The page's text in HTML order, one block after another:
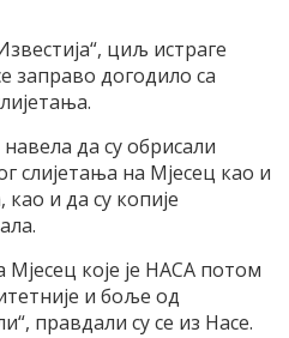
циљ истраге
заправо догодило са
да су обрисали
слијетања на Мјесец као и
као и да су копије
Мјесец које је НАСА потом
и боље од
правдали су се из Насе.